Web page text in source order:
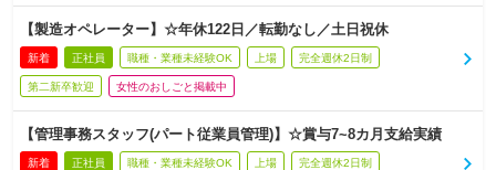
【製造オペレーター】☆年休122日／転勤なし／土日祝休
新着 正社員 職種・業種未経験OK 上場 完全週休2日制
第二新卒歓迎 女性のおしごと掲載中
【管理事務スタッフ(パート従業員管理)】☆賞与7~8カ月支給実績
新着 正社員 職種・業種未経験OK 上場 完全週休2日制